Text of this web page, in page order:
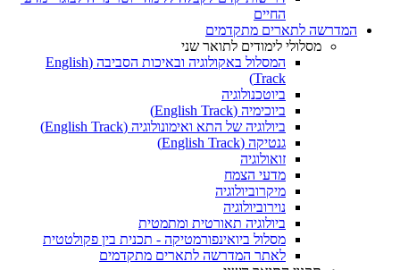
החיים
המדרשה לתארים מתקדמים
מסלולי לימודים לתואר שני
המסלול באקולוגיה ובאיכות הסביבה (English
Track)
ביוטכנולוגיה
ביוכימיה (English Track)
ביולוגיה של התא ואימונולוגיה (English Track)
גנטיקה (English Track)
זואולוגיה
מדעי הצמח
מיקרוביולוגיה
נוירוביולוגיה
ביולוגיה תאורטית ומתמטית
מסלול ביואינפורמטיקה - תכנית בין פקולטטית
לאתר המדרשה לתארים מתקדמים